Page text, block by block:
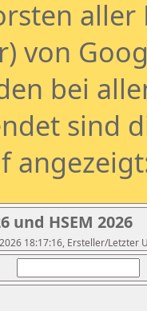
aller
von
bei
sind
und HSEM 2026
18:17:16, Ersteller/Letzter